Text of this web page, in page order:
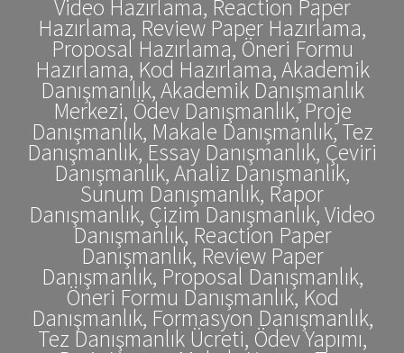
Video Hazırlama, Reaction Paper
Hazırlama, Review Paper Hazırlama,
Proposal Hazırlama, Öneri Formu
Hazırlama, Kod Hazırlama, Akademik
Danışmanlık, Akademik Danışmanlık
Merkezi, Ödev Danışmanlık, Proje
Danışmanlık, Makale Danışmanlık, Tez
Danışmanlık, Essay Danışmanlık, Çeviri
Danışmanlık, Analiz Danışmanlık,
Sunum Danışmanlık, Rapor
Danışmanlık, Çizim Danışmanlık, Video
Danışmanlık, Reaction Paper
Danışmanlık, Review Paper
Danışmanlık, Proposal Danışmanlık,
Öneri Formu Danışmanlık, Kod
Danışmanlık, Formasyon Danışmanlık,
Tez Danışmanlık Ücreti, Ödev Yapımı,